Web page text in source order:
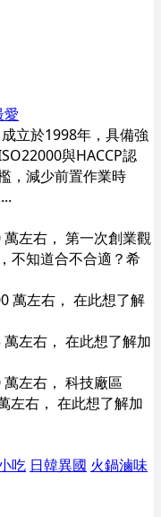
愛
立於1998年，具備強
與HACCP認
，減少前置作業時
左右， 第一次創業觀
不知道合不合適？希
萬左右， 在此想了解
左右， 在此想了解加
左右， 科技廠區
左右， 在此想了解加
吃 日韓異國 火鍋滷味